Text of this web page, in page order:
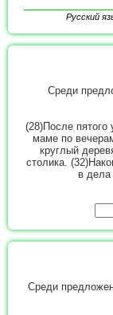
Русский
Среди
(28)После
маме по
круглый
столика.
в
Среди